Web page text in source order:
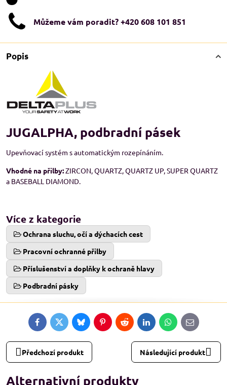
Můžeme vám poradit? +420 608 101 851
Popis
JUGALPHA, podbradní pásek
Upevňovací systém s automatickým rozepínáním.
Vhodné na přilby:ZIRCON, QUARTZ, QUARTZ UP, SUPER QUARTZ
a BASEBALL DIAMOND.
Více z kategorie
Ochrana sluchu, očí a dýchacích cest
Pracovní ochranné přilby
Příslušenství a doplňky k ochraně hlavy
Podbradní pásky
FacebookTwitterBlueskyPinterestRedditLinkedInWhatsApp
E-
mail
Předchozí produkt Následující produkt
Alternativní produkty